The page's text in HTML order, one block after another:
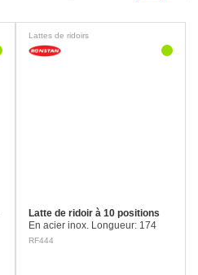
Lattes de ridoirs
Latte de ridoir à 10 positions
En acier inox. Longueur: 174
mm Axe: 6.4 mm Axe avec
RF444